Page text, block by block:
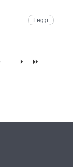
Leggi